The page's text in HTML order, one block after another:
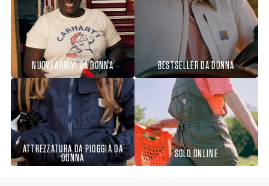
NUOVI ARRIVI DA DONNA BESTSELLER DA DONNA
ATTREZZATURA DA PIOGGIA DA
DONNA SOLO ONLINE